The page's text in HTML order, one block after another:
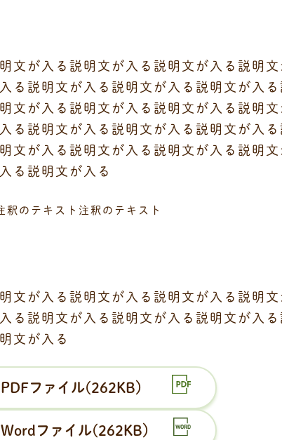
文が入る説明文が入る説明文が入る説明文
る説明文が入る説明文が入る説明文が入る
文が入る説明文が入る説明文が入る説明文
る説明文が入る説明文が入る説明文が入る
文が入る説明文が入る説明文が入る説明文
る説明文が入る
のテキスト注釈のテキスト
文が入る説明文が入る説明文が入る説明文
る説明文が入る説明文が入る説明文が入る
文が入る
PDFファイル(262KB）
Wordファイル(262KB）